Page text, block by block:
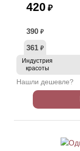
420 ₽
390 ₽
361 ₽
Индустрия
красоты
Нашли дешевле?